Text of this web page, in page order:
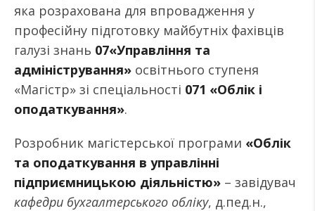
яка розрахована для впровадження у
професійну підготовку майбутніх фахівців
галузі знань 07«Управління та
адміністрування» освітнього ступеня
«Магістр» зі спеціальності 071 «Облік і
оподаткування».
Розробник магістерської програми «Облік
та оподаткування в управлінні
підприємницькою діяльністю» – завідувач
кафедри бухгалтерського обліку, д.пед.н.,